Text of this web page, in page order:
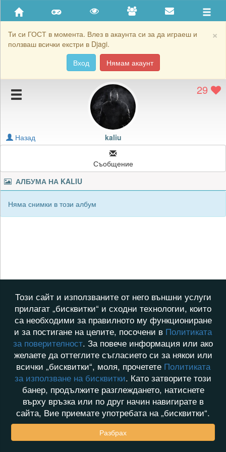
×
Ти си ГОСТ в момента. Влез в акаунта си за да играеш и
ползваш всички екстри в Djagi.
Вход
Нямам акаунт
Приятели
Хронология на игри
Подаръците на kaliu
Блокирай kaliu
29
kaliu
Назад
Съобщение
АЛБУМА НА KALIU
Няма снимки в този албум
Този сайт и използваните от него външни услуги
прилагат „бисквитки“ и сходни технологии, които
са необходими за правилното му функциониране
и за постигане на целите, посочени в Политиката
за поверителност. За повече информация или ако
желаете да оттеглите съгласието си за някои или
всички „бисквитки“, моля, прочетете Политиката
за използване на бисквитки. Като затворите този
банер, продължите разглеждането, натиснете
върху връзка или по друг начин навигирате в
сайта, Вие приемате употребата на „бисквитки“.
Разбрах